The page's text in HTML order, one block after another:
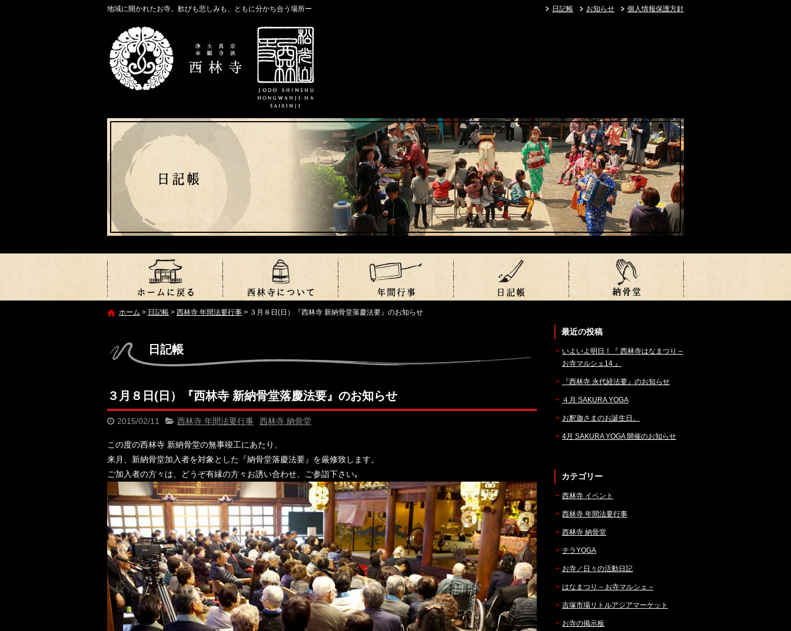
地域に開かれたお寺。歓びも悲しみも、ともに分かち合う場所ー 日記帳 お知らせ 個人情報保護方針
ホーム > 日記帳 > 西林寺 年間法要行事 > ３月８日(日）『西林寺 新納骨堂落慶法要』のお知らせ
日記帳
３月８日(日）『西林寺 新納骨堂落慶法要』のお知らせ
2015/02/11 西林寺 年間法要行事 西林寺 納骨堂
この度の西林寺 新納骨堂の無事竣工にあたり、
来月、新納骨堂加入者を対象とした『納骨堂落慶法要』を厳修致します。
ご加入者の方々は、どうぞ有縁の方々お誘い合わせ、ご参詣下さい｡
最近の投稿
いよいよ明日！『 西林寺はなまつり –
お寺マルシェ14 』
『西林寺 永代経法要』のお知らせ
４月 SAKURA YOGA
お釈迦さまのお誕生日。
4月 SAKURA YOGA 開催のお知らせ
カテゴリー
西林寺 イベント
西林寺 年間法要行事
西林寺 納骨堂
テラYOGA
お寺／日々の活動日記
はなまつり – お寺マルシェ –
吉塚市場リトルアジアマーケット
お寺の掲示板